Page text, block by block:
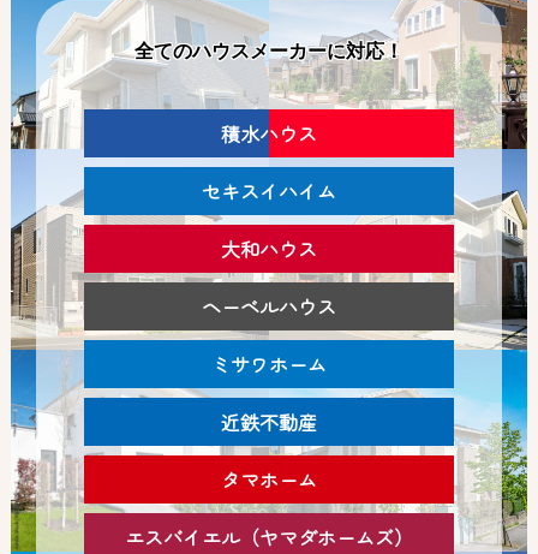
全てのハウスメーカーに対応！
積水ハウス
セキスイハイム
大和ハウス
ヘーベルハウス
ミサワホーム
近鉄不動産
タマホーム
エスバイエル（ヤマダホームズ）